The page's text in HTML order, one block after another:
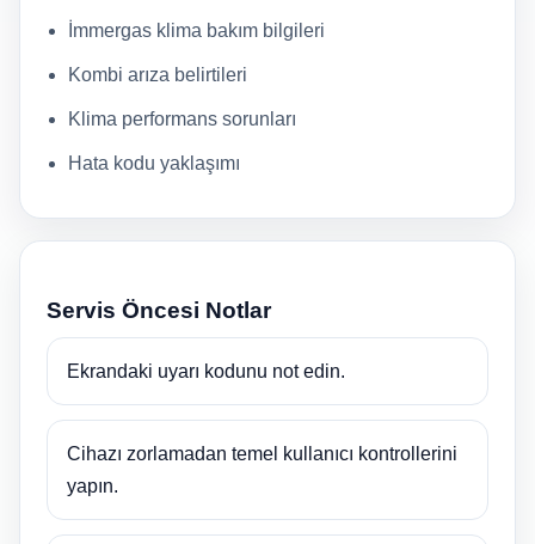
İmmergas klima bakım bilgileri
Kombi arıza belirtileri
Klima performans sorunları
Hata kodu yaklaşımı
Servis Öncesi Notlar
Ekrandaki uyarı kodunu not edin.
Cihazı zorlamadan temel kullanıcı kontrollerini
yapın.